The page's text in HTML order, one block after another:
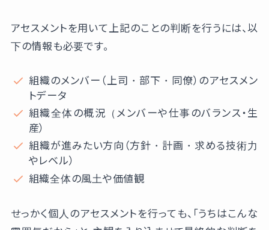
アセスメントを用いて上記のことの判断を行うには、以
下の情報も必要です。
組織のメンバー（上司・部下・同僚）のアセスメン
トデータ
組織全体の概況（メンバーや仕事のバランス・生
産）
組織が進みたい方向（方針・計画・求める技術力
やレベル）
組織全体の風土や価値観
せっかく個人のアセスメントを行っても、「うちはこんな